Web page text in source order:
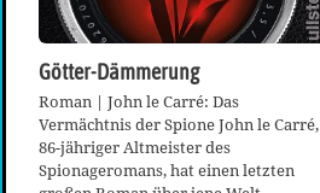
Götter-Dämmerung
Roman | John le Carré: Das
Vermächtnis der Spione John le Carré,
86-jähriger Altmeister des
Spionageromans, hat einen letzten